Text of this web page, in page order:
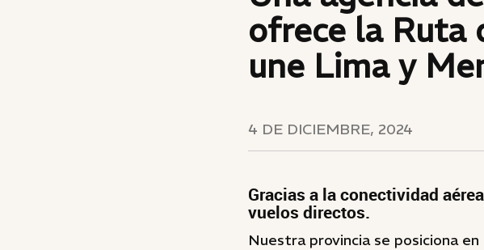
ofrece la Ruta
une Lima y
4 DE DICIEMBRE, 2024
Gracias a la conectividad
vuelos directos.
Nuestra provincia se posiciona